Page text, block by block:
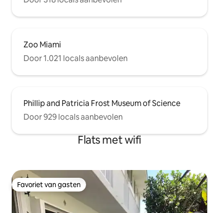
Zoo Miami
Door 1.021 locals aanbevolen
Phillip and Patricia Frost Museum of Science
Door 929 locals aanbevolen
Flats met wifi
Favoriet van gasten
Favoriet van gasten